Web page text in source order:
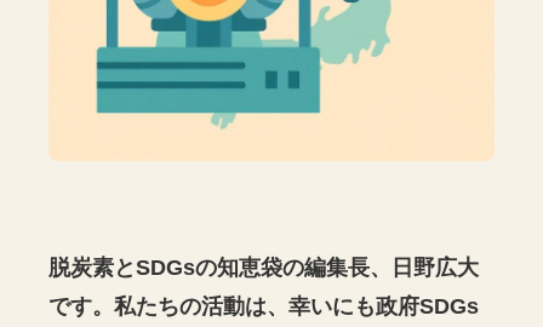
脱炭素とSDGsの知恵袋の編集長、日野広大
です。私たちの活動は、幸いにも政府SDGs